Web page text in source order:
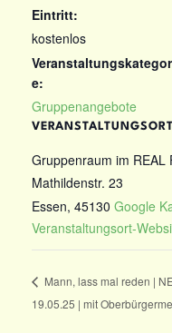
Eintritt:
kostenlos
e:
Gruppenangebote
VERANSTALTUNGSORT
Gruppenraum im REAL
Mathildenstr. 23
Essen, 45130 Google
Veranstaltungsort-
Mann, lass mal reden |
19.05.25 | mit